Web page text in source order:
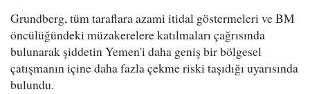
Grundberg, tüm taraflara azami itidal göstermeleri ve BM
öncülüğündeki müzakerelere katılmaları çağrısında
bulunarak şiddetin Yemen'i daha geniş bir bölgesel
çatışmanın içine daha fazla çekme riski taşıdığı uyarısında
bulundu.